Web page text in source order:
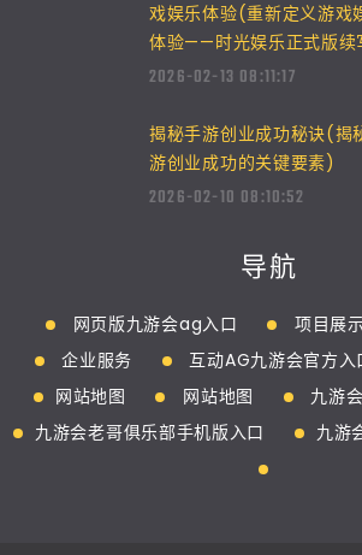
戏娱乐体验(重新定义游戏
体验——时光娱乐正式版续
2026-02-13 08:11:17
揭秘手游创业成功秘诀(揭
游创业成功的关键要素)
2026-02-10 08:10:52
导航
网页版九游会ag入口 项目展
企业服务
互动AG九游会官方入
网站地图
网站地图
九游
九游会老哥俱乐部手机版入口
九游